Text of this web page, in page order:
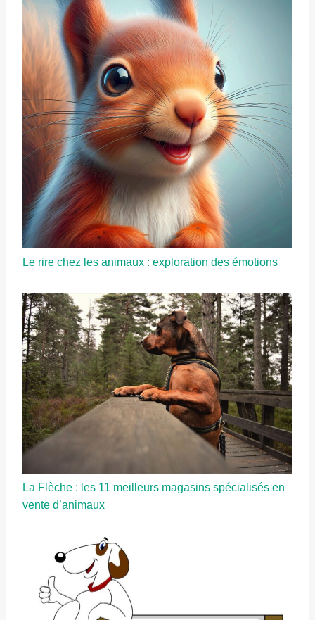
Le rire chez les animaux : exploration des émotions
La Flèche : les 11 meilleurs magasins spécialisés en
vente d’animaux